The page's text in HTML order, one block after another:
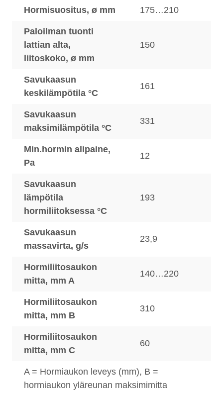
Hormisuositus, ø mm 175…210
Paloilman tuonti
lattian alta,
liitoskoko, ø mm
150
Savukaasun
keskilämpötila °C
161
Savukaasun
maksimilämpötila °C
331
Min.hormin alipaine,
Pa
12
Savukaasun
lämpötila
hormiliitoksessa °C
193
Savukaasun
massavirta, g/s
23,9
Hormiliitosaukon
mitta, mm A
140…220
Hormiliitosaukon
mitta, mm B
310
Hormiliitosaukon
mitta, mm C
60
A = Hormiaukon leveys (mm), B =
hormiaukon yläreunan maksimimitta